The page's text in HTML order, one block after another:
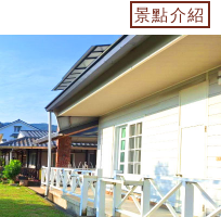
景點介紹